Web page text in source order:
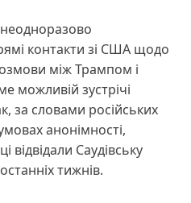
неодноразово
контакти зі США щодо
між Трампом і
можливій зустрічі
за словами російських
анонімності,
відвідали Саудівську
тижнів.